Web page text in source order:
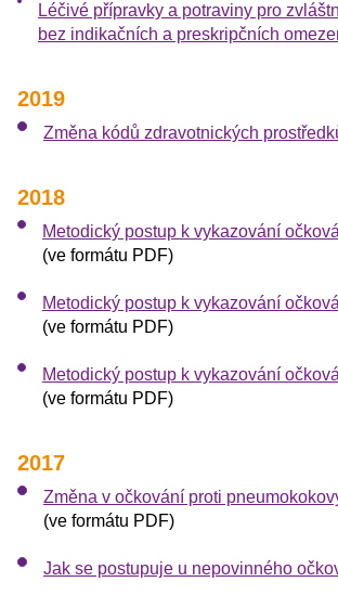
Léčivé přípravky a potraviny pro
bez indikačních a preskripčních
2019
Změna kódů zdravotnických
2018
Metodický postup k vykazování
(ve formátu PDF)
Metodický postup k vykazování
(ve formátu PDF)
Metodický postup k vykazování
(ve formátu PDF)
2017
Změna v očkování proti
(ve formátu PDF)
Jak se postupuje u nepovinného